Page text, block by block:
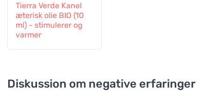
Tierra Verde Kanel
æterisk olie BIO (10
ml) - stimulerer og
varmer
Diskussion om negative erfaringer